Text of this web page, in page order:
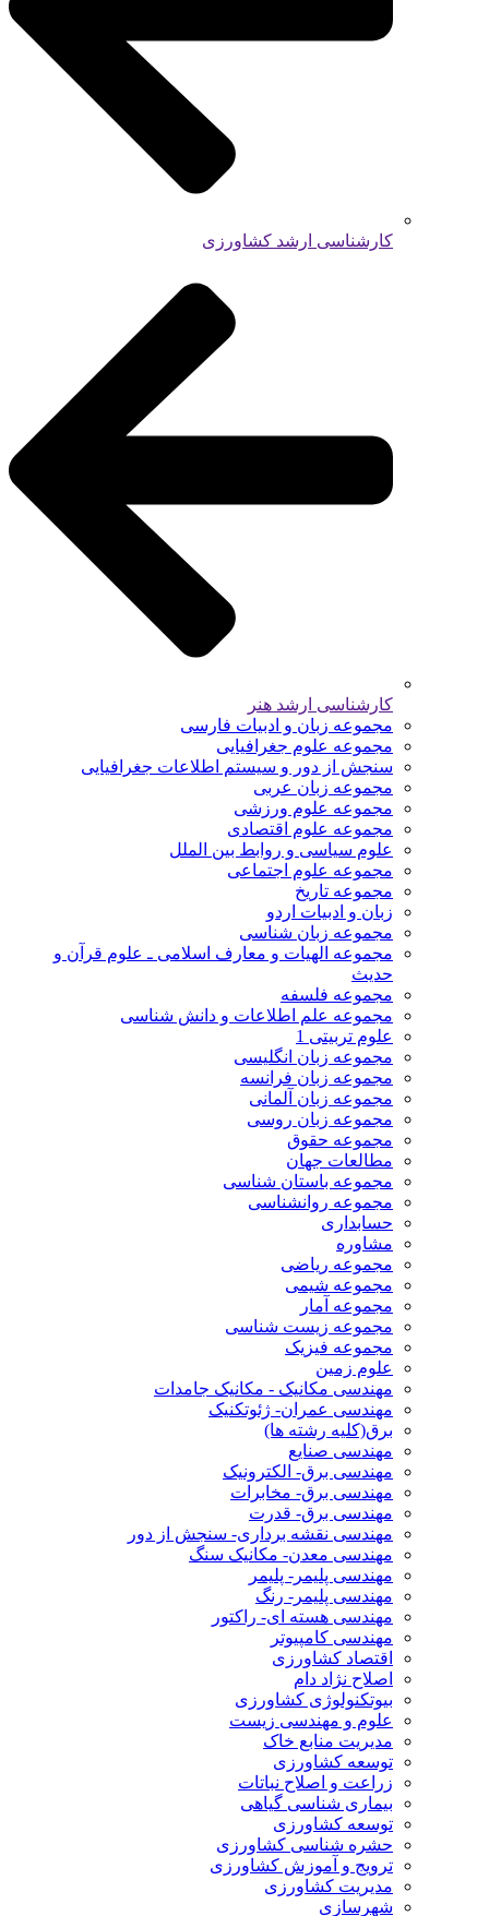
کارشناسی ارشد کشاورزی
کارشناسی ارشد هنر
مجموعه زبان و ادبیات فارسی
مجموعه علوم جغرافیایی
سنجش از دور و سیستم اطلاعات جغرافیایی
مجموعه زبان عربی
مجموعه علوم ورزشی
مجموعه علوم اقتصادی
علوم سیاسی و روابط بین الملل
مجموعه علوم اجتماعی
مجموعه تاریخ
زبان و ادبیات اردو
مجموعه زبان شناسی
مجموعه الهیات و معارف اسلامی ـ علوم قرآن و
حدیث
مجموعه فلسفه
مجموعه علم اطلاعات و دانش شناسی
علوم تربیتی 1
مجموعه زبان انگلیسی
مجموعه زبان فرانسه
مجموعه زبان آلمانی
مجموعه زبان روسی
مجموعه حقوق
مطالعات جهان
مجموعه باستان شناسی
مجموعه روانشناسی
حسابداری
مشاوره
مجموعه ریاضی
مجموعه شیمی
مجموعه آمار
مجموعه زیست شناسی
مجموعه فیزیک
علوم زمین
مهندسی مکانیک - مکانیک جامدات
مهندسی عمران- ژئوتکنیک
برق(کلیه رشته ها)
مهندسی صنایع
مهندسی برق- الکترونیک
مهندسی برق- مخابرات
مهندسی برق- قدرت
مهندسی نقشه برداری- سنجش از دور
مهندسی معدن- مکانیک سنگ
مهندسی پلیمر- پلیمر
مهندسی پلیمر- رنگ
مهندسی هسته ای- راکتور
مهندسی کامپیوتر
اقتصاد کشاورزی
اصلاح نژاد دام
بیوتکنولوژی کشاورزی
علوم و مهندسی زیست
مدیریت منابع خاک
توسعه کشاورزی
زراعت و اصلاح نباتات
بیماری شناسی گیاهی
توسعه کشاورزی
حشره شناسی کشاورزی
ترویج و آموزش کشاورزی
مدیریت کشاورزی
شهرسازی